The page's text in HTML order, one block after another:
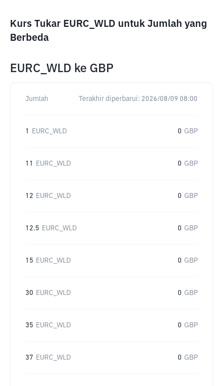
Kurs Tukar EURC_WLD untuk Jumlah yang
Berbeda
EURC_WLD ke GBP
Jumlah Terakhir diperbarui: 2026/08/09 08:00
1 EURC_WLD 0 GBP
11 EURC_WLD 0 GBP
12 EURC_WLD 0 GBP
12.5 EURC_WLD 0 GBP
15 EURC_WLD 0 GBP
30 EURC_WLD 0 GBP
35 EURC_WLD 0 GBP
37 EURC_WLD 0 GBP